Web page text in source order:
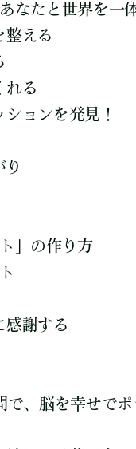
なたと世界を一
整える
れる
ションを発見！
り
」の作り方
感謝する
で、脳を幸せで